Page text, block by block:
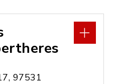
97531